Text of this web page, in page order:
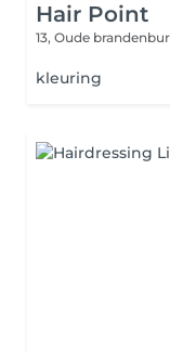
Hair Point
13, Oude
kleuring